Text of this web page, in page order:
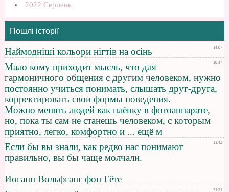
2022 Серпень
Пошлі історії